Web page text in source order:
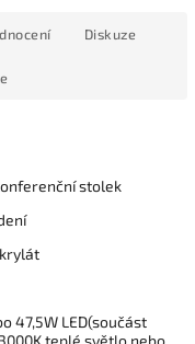
Diskuze
stolek
47,5W LED(součást